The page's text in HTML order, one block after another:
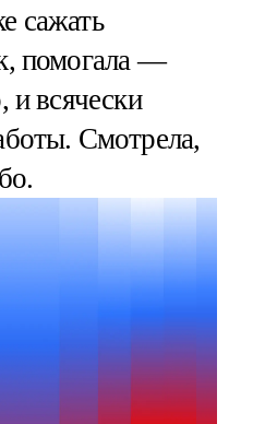
сажать
помогала —
и всячески
Смотрела,